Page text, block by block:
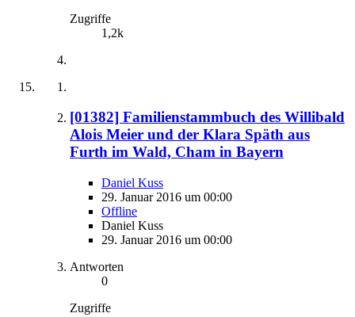
Zugriffe
1,2k
[01382] Familienstammbuch des Willibald
Alois Meier und der Klara Späth aus
Furth im Wald, Cham in Bayern
Daniel Kuss
29. Januar 2016 um 00:00
Offline
Daniel Kuss
29. Januar 2016 um 00:00
Antworten
0
Zugriffe